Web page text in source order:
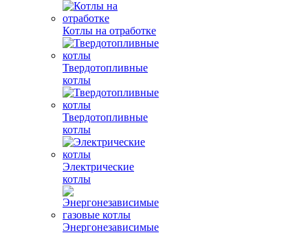
Котлы на отработке
Твердотопливные
котлы
Твердотопливные
котлы
Электрические
котлы
Энергонезависимые